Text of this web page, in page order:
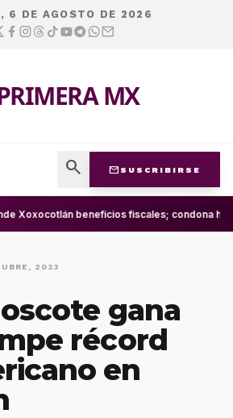
6 DE AGOSTO DE 2026
MX
search mail SUSCRIBIRSE
Xoxocotlán beneficios fiscales; condona
2023
gana
récord
en